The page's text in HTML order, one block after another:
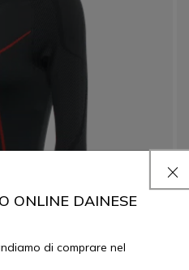
ONLINE DAINESE
di comprare nel